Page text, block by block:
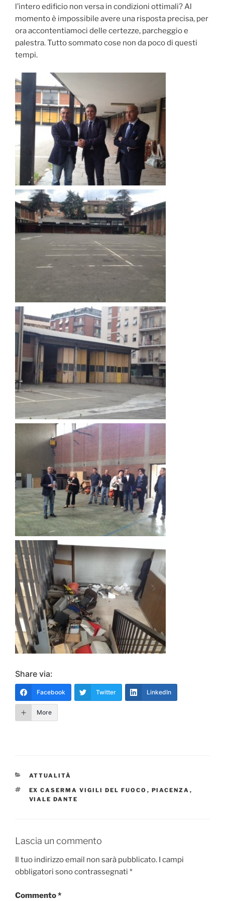
l’intero edificio non versa in condizioni ottimali? Al
momento è impossibile avere una risposta precisa, per
ora accontentiamoci delle certezze, parcheggio e
palestra. Tutto sommato cose non da poco di questi
tempi.
Share via:
Facebook Twitter LinkedIn
More
CATEGORIE
ATTUALITÀ
TAG
EX CASERMA VIGILI DEL FUOCO , PIACENZA ,
VIALE DANTE
Lascia un commento
Il tuo indirizzo email non sarà pubblicato. I campi
obbligatori sono contrassegnati *
Commento*